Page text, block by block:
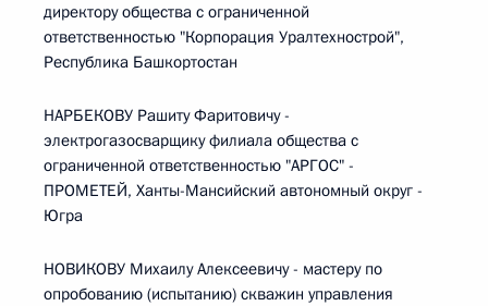
директору общества с ограниченной
ответственностью "Корпорация Уралтехнострой",
Республика Башкортостан
НАРБЕКОВУ Рашиту Фаритовичу -
электрогазосварщику филиала общества с
ограниченной ответственностью "АРГОС" -
ПРОМЕТЕЙ, Ханты-Мансийский автономный округ -
Югра
НОВИКОВУ Михаилу Алексеевичу - мастеру по
опробованию (испытанию) скважин управления